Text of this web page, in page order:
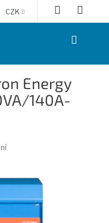
CZK
NÁKUPNÍ
Energy
140A-